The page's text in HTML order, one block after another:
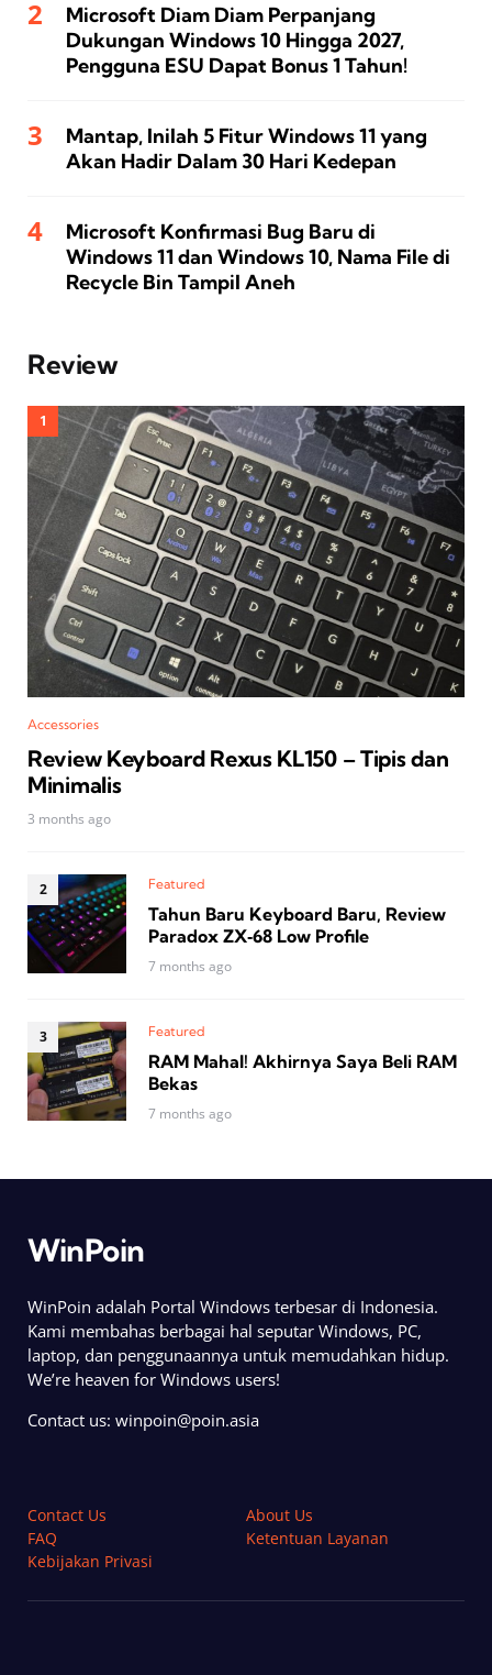
Microsoft Diam Diam Perpanjang
Dukungan Windows 10 Hingga 2027,
Pengguna ESU Dapat Bonus 1 Tahun!
Mantap, Inilah 5 Fitur Windows 11 yang
Akan Hadir Dalam 30 Hari Kedepan
Microsoft Konfirmasi Bug Baru di
Windows 11 dan Windows 10, Nama File di
Recycle Bin Tampil Aneh
Review
Accessories
Review Keyboard Rexus KL150 – Tipis dan
Minimalis
3 months ago
Featured
Tahun Baru Keyboard Baru, Review
Paradox ZX‑68 Low Profile
7 months ago
Featured
RAM Mahal! Akhirnya Saya Beli RAM
Bekas
7 months ago
WinPoin
WinPoin adalah Portal Windows terbesar di Indonesia.
Kami membahas berbagai hal seputar Windows, PC,
laptop, dan penggunaannya untuk memudahkan hidup.
We’re heaven for Windows users!
Contact us: winpoin@poin.asia
Contact Us
About Us
FAQ
Ketentuan Layanan
Kebijakan Privasi